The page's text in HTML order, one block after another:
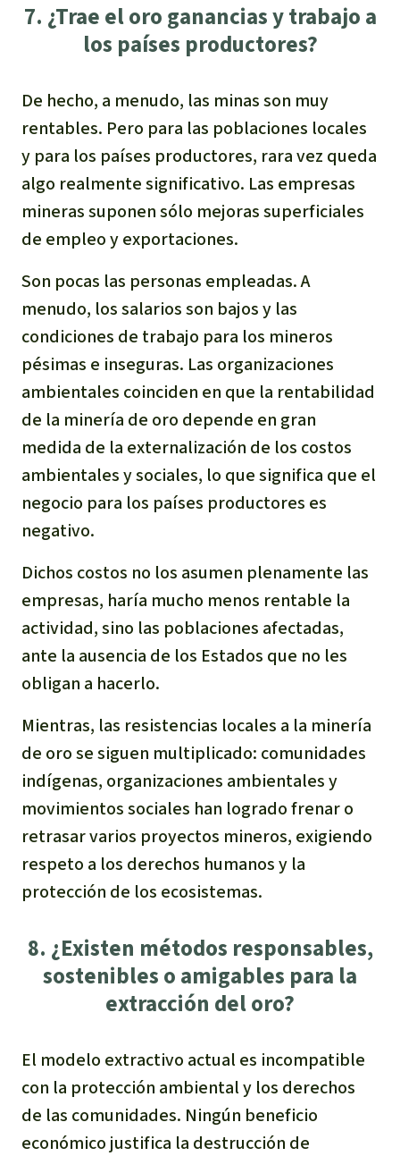
7. ¿Trae el oro ganancias y trabajo a
los países productores?
De hecho, a menudo, las minas son muy
rentables. Pero para las poblaciones locales
y para los países productores, rara vez queda
algo realmente significativo. Las empresas
mineras suponen sólo mejoras superficiales
de empleo y exportaciones.
Son pocas las personas empleadas. A
menudo, los salarios son bajos y las
condiciones de trabajo para los mineros
pésimas e inseguras. Las organizaciones
ambientales coinciden en que la rentabilidad
de la minería de oro depende en gran
medida de la externalización de los costos
ambientales y sociales, lo que significa que el
negocio para los países productores es
negativo.
Dichos costos no los asumen plenamente las
empresas, haría mucho menos rentable la
actividad, sino las poblaciones afectadas,
ante la ausencia de los Estados que no les
obligan a hacerlo.
Mientras, las resistencias locales a la minería
de oro se siguen multiplicado: comunidades
indígenas, organizaciones ambientales y
movimientos sociales han logrado frenar o
retrasar varios proyectos mineros, exigiendo
respeto a los derechos humanos y la
protección de los ecosistemas.
8. ¿Existen métodos responsables,
sostenibles o amigables para la
extracción del oro?
El modelo extractivo actual es incompatible
con la protección ambiental y los derechos
de las comunidades. Ningún beneficio
económico justifica la destrucción de